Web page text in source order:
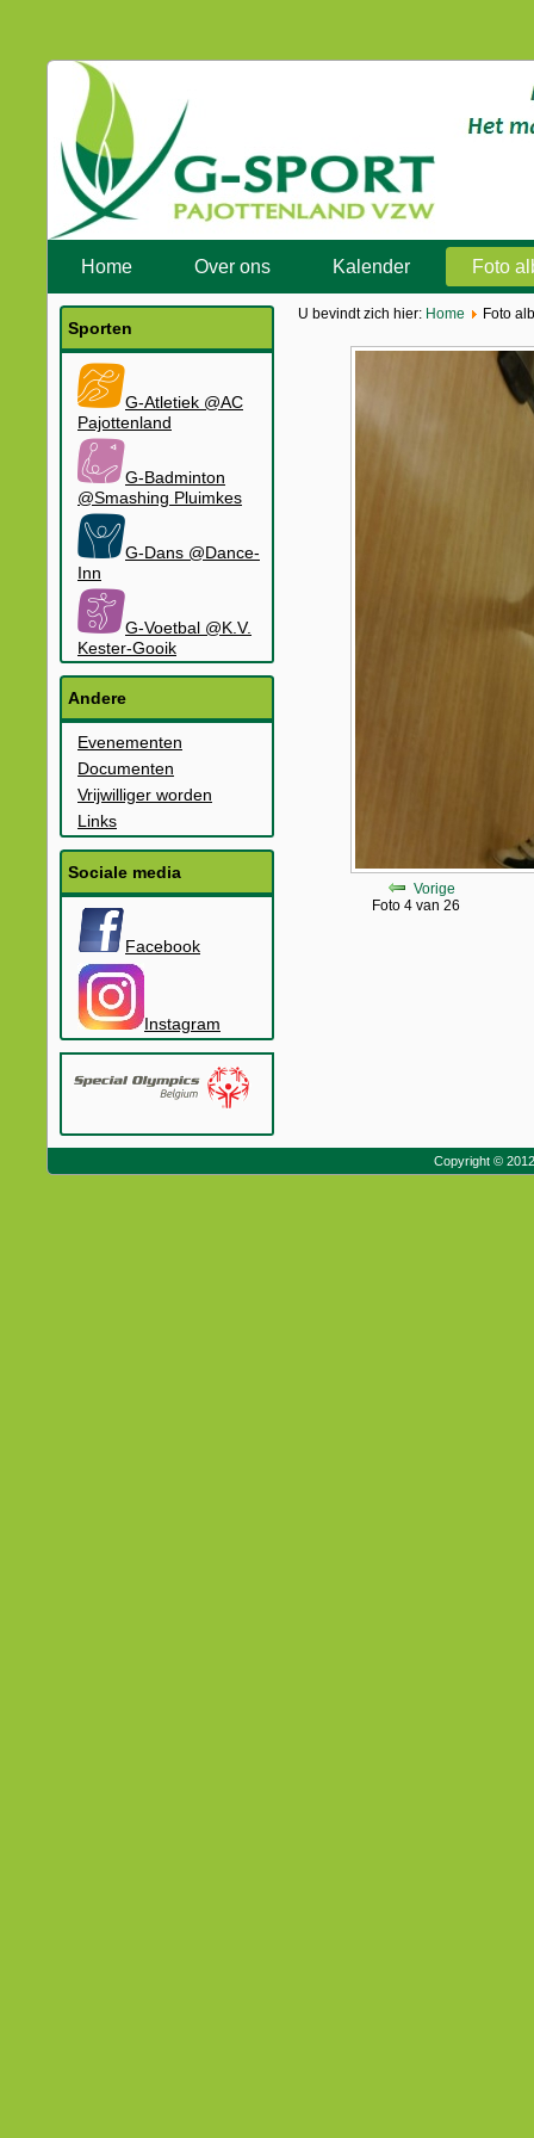
Home Over ons Kalender Foto
Sporten
G-Atletiek @AC
Pajottenland
G-Badminton
@Smashing Pluimkes
G-Dans @Dance-
Inn
G-Voetbal @K.V.
Kester-Gooik
Andere
Evenementen
Documenten
Vrijwilliger worden
Links
Sociale media
Facebook
Instagram
U bevindt zich hier: Home Foto
Vorige
Foto 4 van 26
Copyright ©